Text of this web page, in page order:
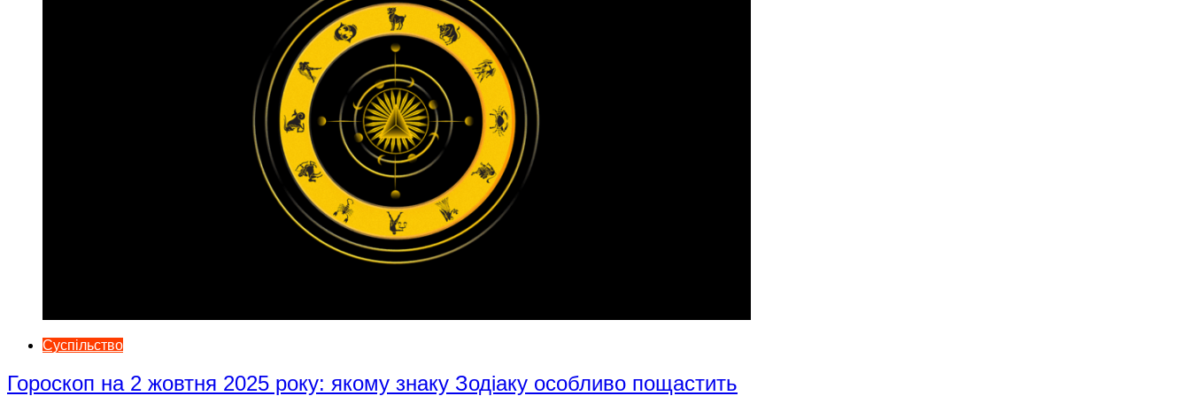
Суспільство
Гороскоп на 2 жовтня 2025 року: якому знаку Зодіаку особливо пощастить